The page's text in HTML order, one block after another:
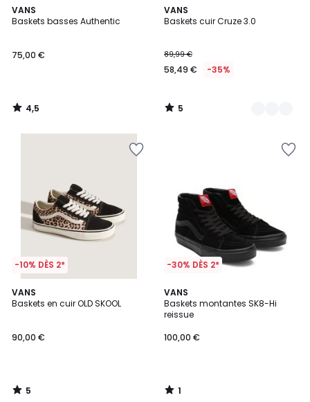
VANS
Baskets basses Authentic
75,00 €
4,5
/ 5
4,5
/
VANS
Baskets cuir Cruze 3.0
89,99 €
58,49 € -35%
5
/
2
Couleurs
5
/
-10% DÈS 2*
VANS
Baskets en cuir OLD SKOOL
90,00 €
5
/
5
/
-30% DÈS 2*
VANS
Baskets montantes SK8-Hi
reissue
100,00 €
1
/
5
1
/